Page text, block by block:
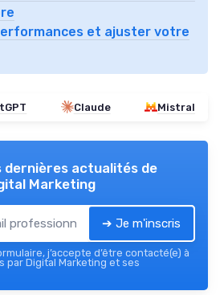
et ajuster votre
Claude Mistral
dernières actualités de
Marketing
➔ Je m'inscris
j’accepte d’être contacté(e) à
par Digital Marketing et ses